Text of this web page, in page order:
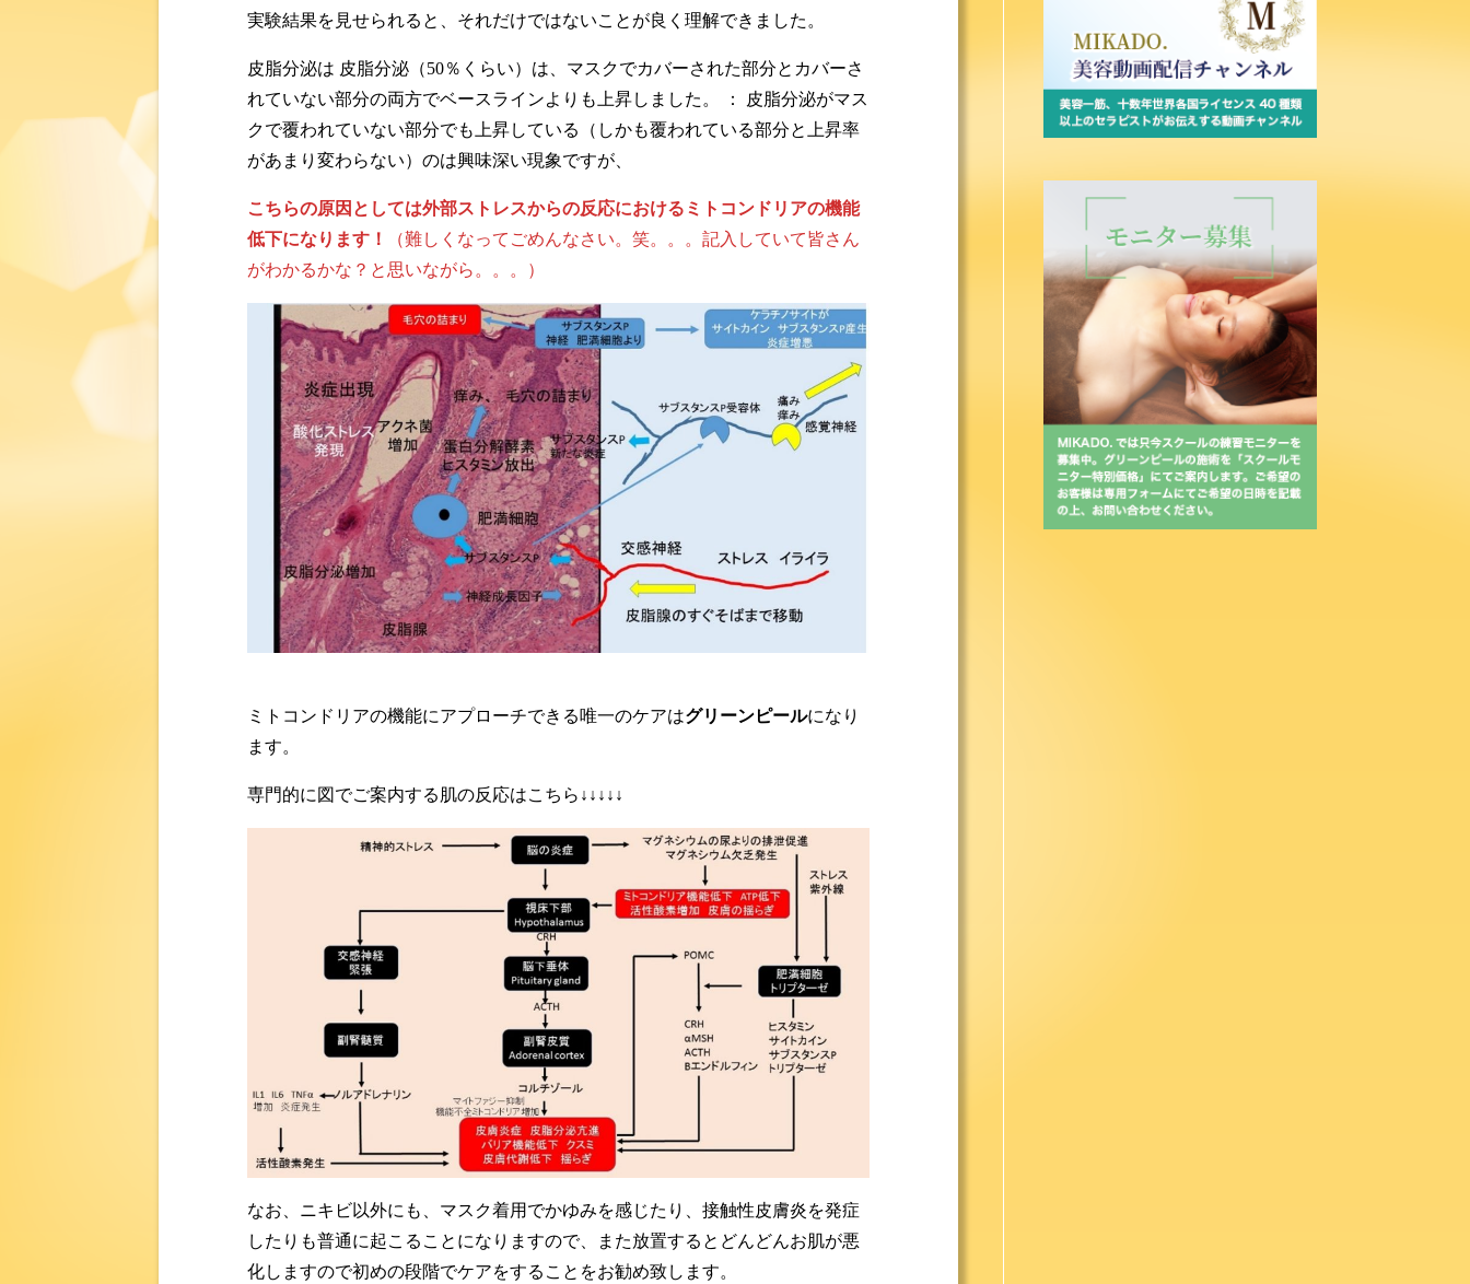
実験結果を見せられると、それだけではないことが良く理解できました。
皮脂分泌は 皮脂分泌（50％くらい）は、マスクでカバーされた部分とカバーさ
れていない部分の両方でベースラインよりも上昇しました。 ： 皮脂分泌がマス
クで覆われていない部分でも上昇している（しかも覆われている部分と上昇率
があまり変わらない）のは興味深い現象ですが、
こちらの原因としては外部ストレスからの反応におけるミトコンドリアの機能
低下になります！
（難しくなってごめんなさい。笑。。。記入していて皆さん
がわかるかな？と思いながら。。。）
ミトコンドリアの機能にアプローチできる唯一のケアはグリーンピールになり
ます。
専門的に図でご案内する肌の反応はこちら↓↓↓↓↓
なお、ニキビ以外にも、マスク着用でかゆみを感じたり、接触性皮膚炎を発症
したりも普通に起こることになりますので、また放置するとどんどんお肌が悪
化しますので初めの段階でケアをすることをお勧め致します。